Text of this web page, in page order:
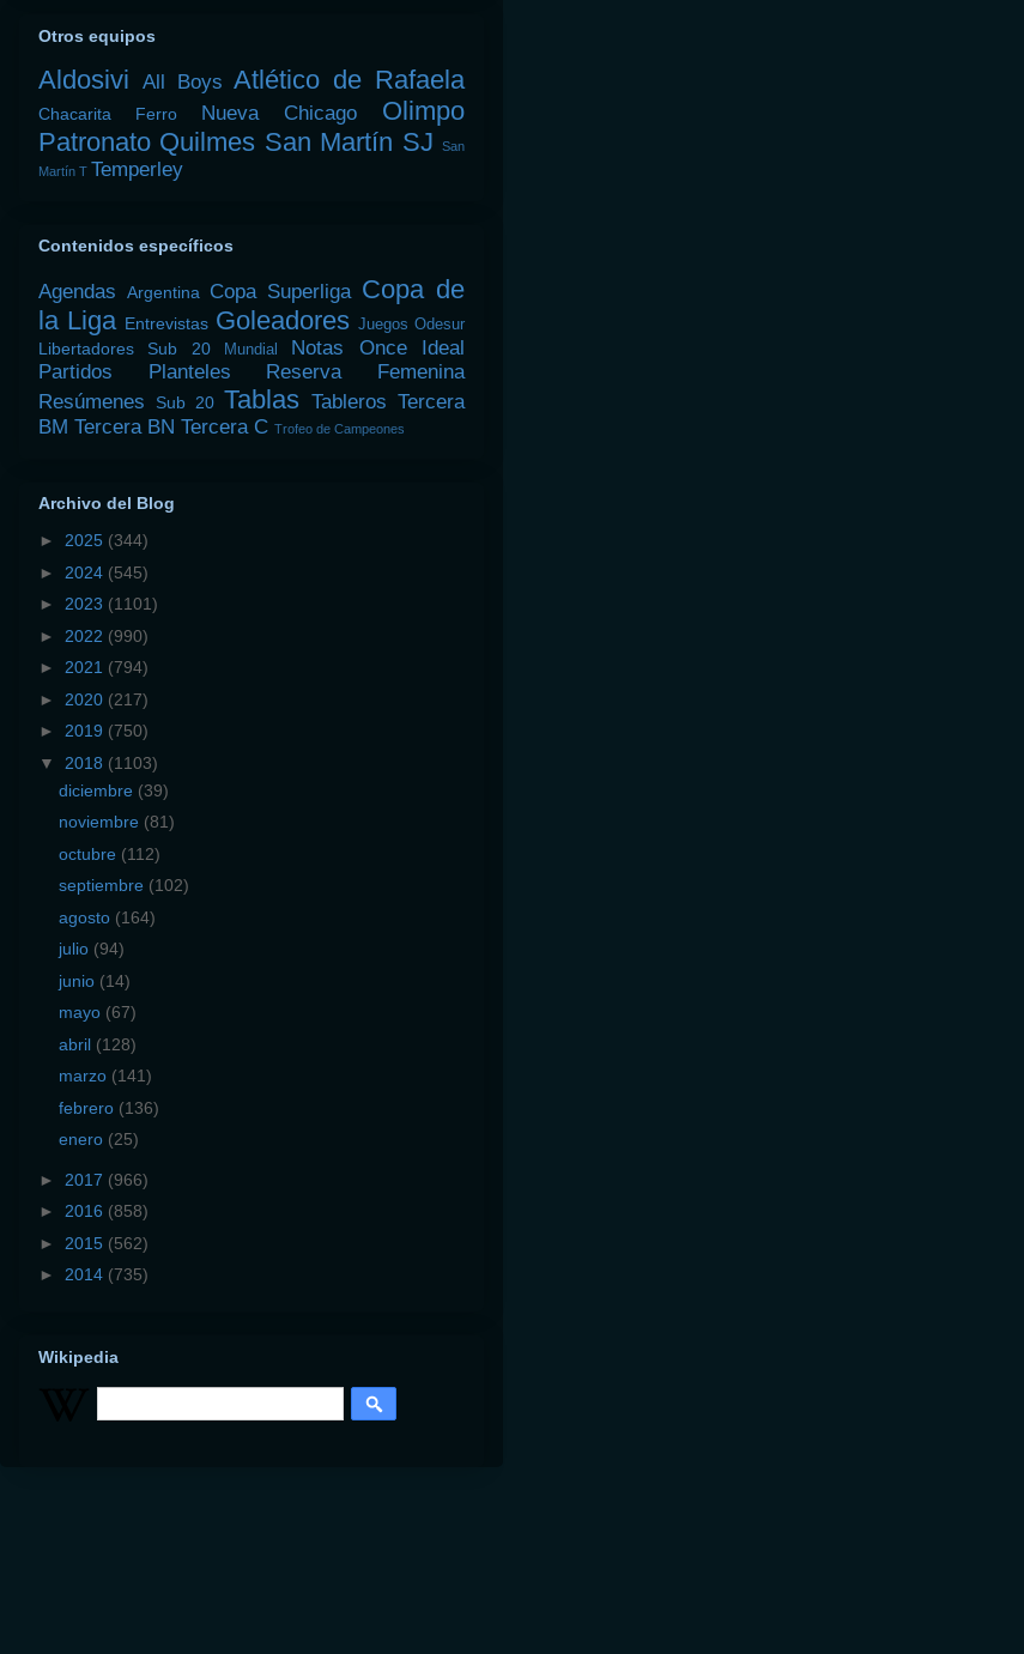
Otros equipos
Aldosivi All Boys Atlético de Rafaela
Chacarita Ferro Nueva Chicago
Olimpo
Patronato Quilmes San Martín SJ
San
Martín T Temperley
Contenidos específicos
Agendas Argentina Copa Superliga Copa de
la Liga Entrevistas Goleadores Juegos Odesur
Libertadores Sub 20 Mundial Notas
Once Ideal
Partidos
Planteles
Reserva Femenina
Resúmenes
Sub 20 Tablas Tableros Tercera
BM Tercera BN Tercera C Trofeo de Campeones
Archivo del Blog
► 2025 (344)
► 2024 (545)
► 2023 (1101)
► 2022 (990)
► 2021 (794)
► 2020 (217)
► 2019 (750)
▼ 2018 (1103)
diciembre (39)
noviembre (81)
octubre (112)
septiembre (102)
agosto (164)
julio (94)
junio (14)
mayo (67)
abril (128)
marzo (141)
febrero (136)
enero (25)
► 2017 (966)
► 2016 (858)
► 2015 (562)
► 2014 (735)
Wikipedia